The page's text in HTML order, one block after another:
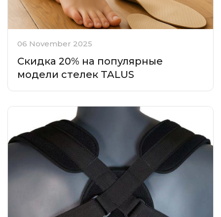
06 November 2025
Скидка 20% на популярные
модели стелек TALUS